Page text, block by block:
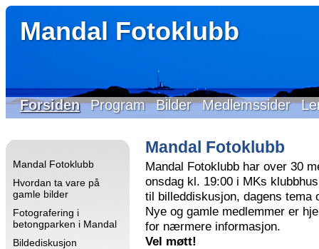
Mandal Fotoklubb
Forsiden Program Bilder Medlemssider
Mandal Fotoklubb
Hvordan ta vare på
gamle bilder
Fotografering i
betongparken i Mandal
Bildediskusjon
Mandal Fotoklubb
Mandal Fotoklubb har over 30
onsdag kl. 19:00 i MKs
til billeddiskusjon, dagens
Nye og gamle medlemmer er
for nærmere informasjon.
Vel møtt!